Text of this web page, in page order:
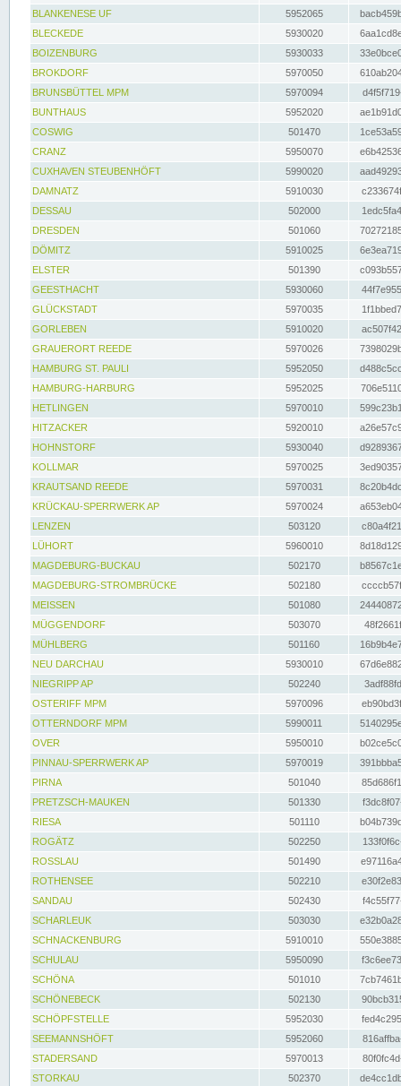
BLANKENESE UF
5952065
BLECKEDE
5930020
BOIZENBURG
5930033
BROKDORF
5970050
BRUNSBÜTTEL MPM
5970094
BUNTHAUS
5952020
COSWIG
501470
CRANZ
5950070
CUXHAVEN STEUBENHÖFT
5990020
DAMNATZ
5910030
DESSAU
502000
DRESDEN
501060
DÖMITZ
5910025
ELSTER
501390
GEESTHACHT
5930060
GLÜCKSTADT
5970035
GORLEBEN
5910020
GRAUERORT REEDE
5970026
HAMBURG ST. PAULI
5952050
HAMBURG-HARBURG
5952025
HETLINGEN
5970010
HITZACKER
5920010
HOHNSTORF
5930040
KOLLMAR
5970025
KRAUTSAND REEDE
5970031
KRÜCKAU-SPERRWERK AP
5970024
LENZEN
503120
LÜHORT
5960010
MAGDEBURG-BUCKAU
502170
MAGDEBURG-STROMBRÜCKE
502180
MEISSEN
501080
MÜGGENDORF
503070
MÜHLBERG
501160
NEU DARCHAU
5930010
NIEGRIPP AP
502240
OSTERIFF MPM
5970096
OTTERNDORF MPM
5990011
OVER
5950010
PINNAU-SPERRWERK AP
5970019
PIRNA
501040
PRETZSCH-MAUKEN
501330
RIESA
501110
ROGÄTZ
502250
ROSSLAU
501490
ROTHENSEE
502210
SANDAU
502430
SCHARLEUK
503030
SCHNACKENBURG
5910010
SCHULAU
5950090
SCHÖNA
501010
SCHÖNEBECK
502130
SCHÖPFSTELLE
5952030
SEEMANNSHÖFT
5952060
STADERSAND
5970013
STORKAU
502370